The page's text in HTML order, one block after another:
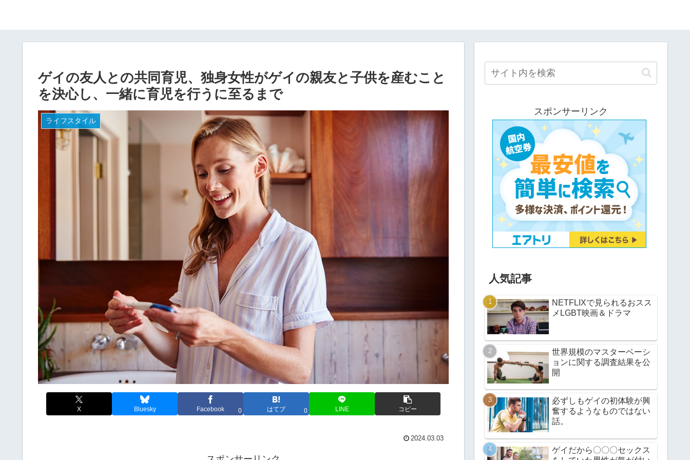
ゲイの友人との共同育児、独身女性がゲイの親友と子供を産むこと
を決心し、一緒に育児を行うに至るまで
ライフスタイル
X Bluesky Facebook 0 はてブ 0 LINE コピー
2024.03.03
スポンサーリンク
人気記事
NETFLIXで見られるおスス
メLGBT映画＆ドラマ
世界規模のマスターベーシ
ョンに関する調査結果を公
開
必ずしもゲイの初体験が興
奮するようなものではない
話。
ゲイだから〇〇〇セックス